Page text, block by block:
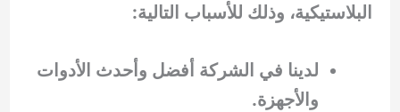
البلاستيكية، وذلك للأسباب التالية:
لدينا في الشركة أفضل وأحدث الأدوات
والأجهزة.